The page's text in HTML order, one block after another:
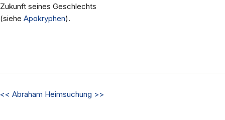
Zukunft seines Geschlechts
(siehe Apokryphen).
<< Abraham Heimsuchung >>